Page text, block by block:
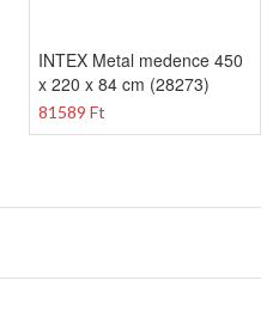
INTEX Metal medence 450
x 220 x 84 cm (28273)
81589 Ft